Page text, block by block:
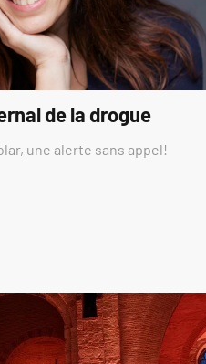
de la drogue
une alerte sans appel!